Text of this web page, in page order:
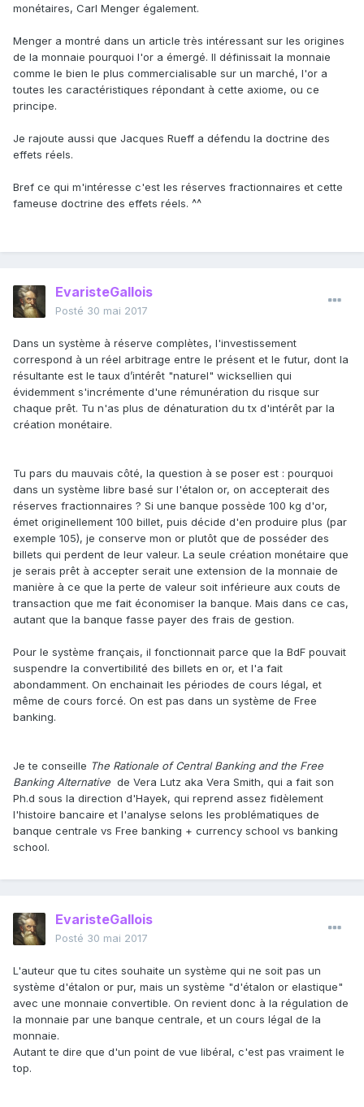
monétaires, Carl Menger également.
Menger a montré dans un article très intéressant sur les origines
de la monnaie pourquoi l'or a émergé. Il définissait la monnaie
comme le bien le plus commercialisable sur un marché, l'or a
toutes les caractéristiques répondant à cette axiome, ou ce
principe.
Je rajoute aussi que Jacques Rueff a défendu la doctrine des
effets réels.
Bref ce qui m'intéresse c'est les réserves fractionnaires et cette
fameuse doctrine des effets réels. ^^
EvaristeGallois
Posté 30 mai 2017
Dans un système à réserve complètes, l'investissement
correspond à un réel arbitrage entre le présent et le futur, dont la
résultante est le taux d’intérêt "naturel" wicksellien qui
évidemment s'incrémente d'une rémunération du risque sur
chaque prêt. Tu n'as plus de dénaturation du tx d'intérêt par la
création monétaire.
Tu pars du mauvais côté, la question à se poser est : pourquoi
dans un système libre basé sur l'étalon or, on accepterait des
réserves fractionnaires ? Si une banque possède 100 kg d'or,
émet originellement 100 billet, puis décide d'en produire plus (par
exemple 105), je conserve mon or plutôt que de posséder des
billets qui perdent de leur valeur. La seule création monétaire que
je serais prêt à accepter serait une extension de la monnaie de
manière à ce que la perte de valeur soit inférieure aux couts de
transaction que me fait économiser la banque. Mais dans ce cas,
autant que la banque fasse payer des frais de gestion.
Pour le système français, il fonctionnait parce que la BdF pouvait
suspendre la convertibilité des billets en or, et l'a fait
abondamment. On enchainait les périodes de cours légal, et
même de cours forcé. On est pas dans un système de Free
banking.
Je te conseille The Rationale of Central Banking and the Free
Banking Alternative de Vera Lutz aka Vera Smith, qui a fait son
Ph.d sous la direction d'Hayek, qui reprend assez fidèlement
l'histoire bancaire et l'analyse selons les problématiques de
banque centrale vs Free banking + currency school vs banking
school.
EvaristeGallois
Posté 30 mai 2017
L'auteur que tu cites souhaite un système qui ne soit pas un
système d'étalon or pur, mais un système "d'étalon or elastique"
avec une monnaie convertible. On revient donc à la régulation de
la monnaie par une banque centrale, et un cours légal de la
monnaie.
Autant te dire que d'un point de vue libéral, c'est pas vraiment le
top.